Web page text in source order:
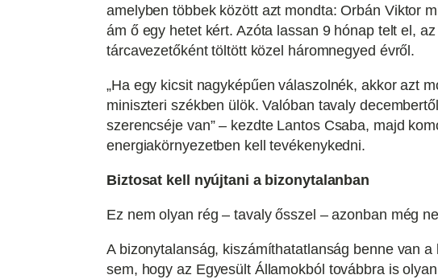
amelyben többek között azt mondta: Orbán Viktor
ám ő egy hetet kért. Azóta lassan 9 hónap telt el,
tárcavezetőként töltött közel háromnegyed évről.
„Ha egy kicsit nagyképűen válaszolnék, akkor azt
miniszteri székben ülök. Valóban tavaly
szerencséje van” – kezdte Lantos Csaba, majd
energiakörnyezetben kell tevékenykedni.
Biztosat kell nyújtani a bizonytalanban
Ez nem olyan rég – tavaly ősszel – azonban még
A bizonytalanság, kiszámíthatatlanság benne van
sem, hogy az Egyesült Államokból továbbra is